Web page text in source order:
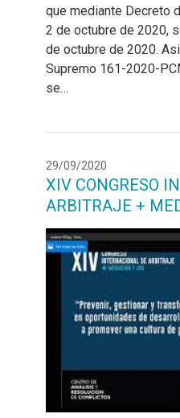
que mediante Decreto
2 de octubre de 2020,
de octubre de 2020.
Supremo 161-2020-
se…
29/09/2020
XIV CONGRESO
ARBITRAJE +